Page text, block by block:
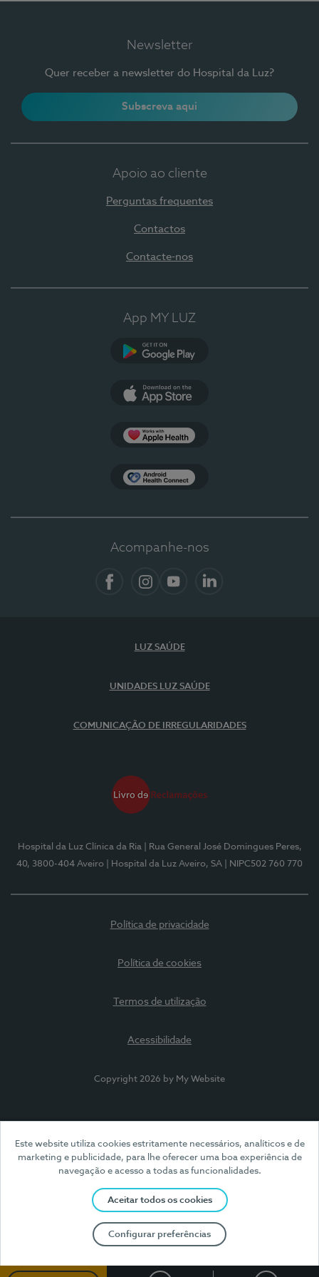
Este website utiliza cookies estritamente necessários, analíticos e de
marketing e publicidade, para lhe oferecer uma boa experiência de
navegação e acesso a todas as funcionalidades.
Aceitar todos os cookies
Configurar preferências
Newsletter
Quer receber a newsletter do Hospital da Luz?
Subscreva aqui
Apoio ao cliente
Perguntas frequentes
Contactos
Contacte-nos
App MY LUZ
Acompanhe-nos
LUZ SAÚDE
UNIDADES LUZ SAÚDE
COMUNICAÇÃO DE IRREGULARIDADES
Hospital da Luz Clínica da Ria
| Rua General José Domingues Peres,
40, 3800-404 Aveiro
| Hospital da Luz Aveiro, SA | NIPC502 760 770
Política de privacidade
Política de cookies
Termos de utilização
Acessibilidade
Copyright 2026 by My Website